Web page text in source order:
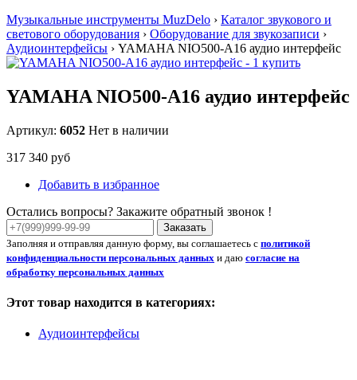
Музыкальные инструменты MuzDelo › Каталог звукового и
светового оборудования › Оборудование для звукозаписи ›
Аудиоинтерфейсы › YAMAHA NIO500-A16 аудио интерфейс
YAMAHA NIO500-A16 аудио интерфейс
Артикул: 6052 Нет в наличии
317 340 руб
Добавить в избранное
Остались вопросы? Закажите обратный звонок !
Заказать
Заполняя и отправляя данную форму, вы соглашаетесь с политикой
конфиденциальности персональных данных и даю согласие на
обработку персональных данных
Этот товар находится в категориях:
Аудиоинтерфейсы